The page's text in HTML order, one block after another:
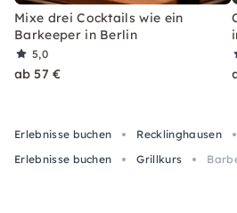
Mixe drei Cocktails wie ein
Barkeeper in Berlin
5,0
ab 57 €
Erlebnisse buchen Recklinghausen
Erlebnisse buchen
Grillkurs